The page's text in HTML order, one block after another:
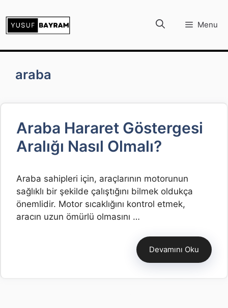
atla
Menu
araba
Araba Hararet Göstergesi
Aralığı Nasıl Olmalı?
Araba sahipleri için, araçlarının motorunun
sağlıklı bir şekilde çalıştığını bilmek oldukça
önemlidir. Motor sıcaklığını kontrol etmek,
aracın uzun ömürlü olmasını …
Devamını Oku